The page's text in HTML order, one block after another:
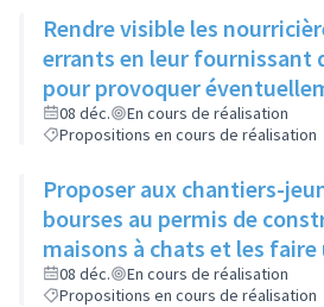
Rendre visible les
errants en leur fournissant
pour provoquer
échanges avec des
08 déc.
En cours de réalisation
Propositions en cours de réalisation
Proposer aux chantiers-
bourses au permis de
maisons à chats et les faire
grandes que celles existantes
08 déc.
En cours de réalisation
Propositions en cours de réalisation